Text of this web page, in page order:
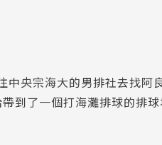
中央宗海大的男排社去找
到了一個打海灘排球的排球